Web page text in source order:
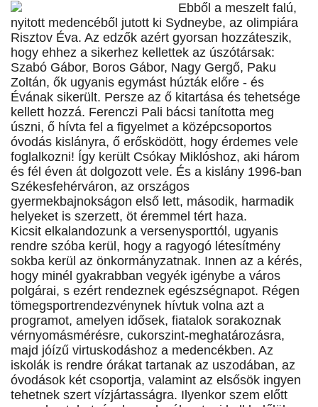
Ebből a meszelt falú,
nyitott medencéből jutott ki Sydneybe, az olimpiára
Risztov Éva. Az edzők azért gyorsan hozzáteszik,
hogy ehhez a sikerhez kellettek az úszótársak:
Szabó Gábor, Boros Gábor, Nagy Gergő, Paku
Zoltán, ők ugyanis egymást húzták előre - és
Évának sikerült. Persze az ő kitartása és tehetsége
kellett hozzá. Ferenczi Pali bácsi tanította meg
úszni, ő hívta fel a figyelmet a középcsoportos
óvodás kislányra, ő erősködött, hogy érdemes vele
foglalkozni! Így került Csókay Miklóshoz, aki három
és fél éven át dolgozott vele. És a kislány 1996-ban
Székesfehérváron, az országos
gyermekbajnokságon első lett, második, harmadik
helyeket is szerzett, öt éremmel tért haza.
Kicsit elkalandozunk a versenysporttól, ugyanis
rendre szóba kerül, hogy a ragyogó létesítmény
sokba kerül az önkormányzatnak. Innen az a kérés,
hogy minél gyakrabban vegyék igénybe a város
polgárai, s ezért rendeznek egészségnapot. Régen
tömegsportrendezvénynek hívtuk volna azt a
programot, amelyen idősek, fiatalok sorakoznak
vérnyomásmérésre, cukorszint-meghatározásra,
majd jóízű virtuskodáshoz a medencékben. Az
iskolák is rendre órákat tartanak az uszodában, az
óvodások két csoportja, valamint az elsősök ingyen
tehetnek szert vízjártasságra. Ilyenkor szem előtt